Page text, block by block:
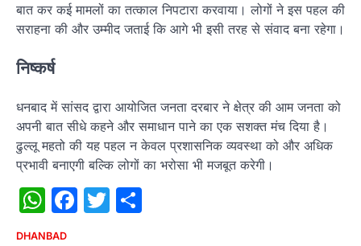
बात कर कई मामलों का तत्काल निपटारा करवाया। लोगों ने इस पहल की
सराहना की और उम्मीद जताई कि आगे भी इसी तरह से संवाद बना रहेगा।
निष्कर्ष
धनबाद में सांसद द्वारा आयोजित जनता दरबार ने क्षेत्र की आम जनता को
अपनी बात सीधे कहने और समाधान पाने का एक सशक्त मंच दिया है।
ढुल्लू महतो की यह पहल न केवल प्रशासनिक व्यवस्था को और अधिक
प्रभावी बनाएगी बल्कि लोगों का भरोसा भी मजबूत करेगी।
WhatsApp
Facebook
Twitter
DHANBAD